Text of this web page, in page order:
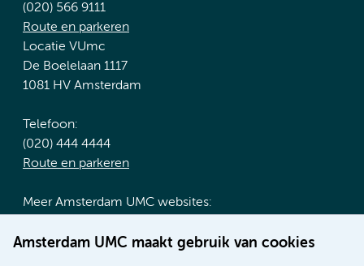
Amsterdam UMC maakt gebruik van cookies
(020) 566 9111
Route en parkeren
Locatie VUmc
De Boelelaan 1117
1081 HV Amsterdam
Telefoon:
(020) 444 4444
Route en parkeren
Meer Amsterdam UMC websites:
Werken bij Amsterdam UMC